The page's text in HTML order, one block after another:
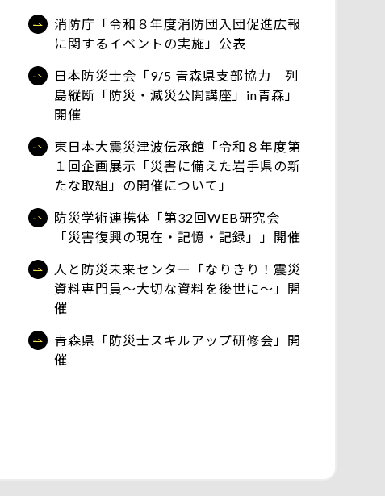
消防庁「令和８年度消防団入団促進広報
に関するイベントの実施」公表
日本防災士会「9/5 青森県支部協力 列
島縦断「防災・減災公開講座」in青森」
開催
東日本大震災津波伝承館「令和８年度第
１回企画展示「災害に備えた岩手県の新
たな取組」の開催について」
防災学術連携体「第32回WEB研究会
「災害復興の現在・記憶・記録」」開催
人と防災未来センター「なりきり！震災
資料専門員～大切な資料を後世に～」開
催
青森県「防災士スキルアップ研修会」開
催